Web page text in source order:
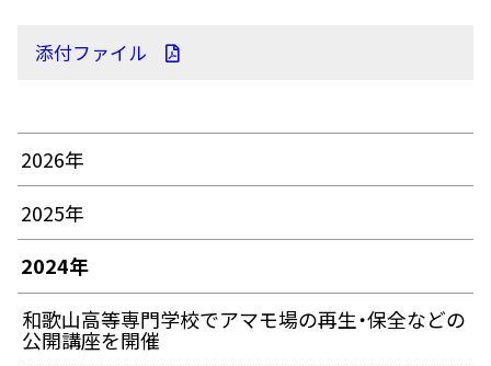
添付ファイル
2026年
2025年
2024年
和歌山高等専門学校でアマモ場の再生・保全などの
公開講座を開催